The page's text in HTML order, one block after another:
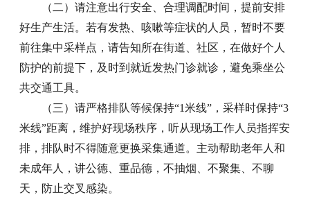
（二）请注意出行安全、合理调配时间，提前安排
好生产生活。若有发热、咳嗽等症状的人员，暂时不要
前往集中采样点，请告知所在街道、社区，在做好个人
防护的前提下，及时到就近发热门诊就诊，避免乘坐公
共交通工具。
（三）请严格排队等候保持“1米线”，采样时保持“3
米线”距离，维护好现场秩序，听从现场工作人员指挥安
排，排队时不得随意更换采集通道。主动帮助老年人和
未成年人，讲公德、重品德，不抽烟、不聚集、不聊
天，防止交叉感染。